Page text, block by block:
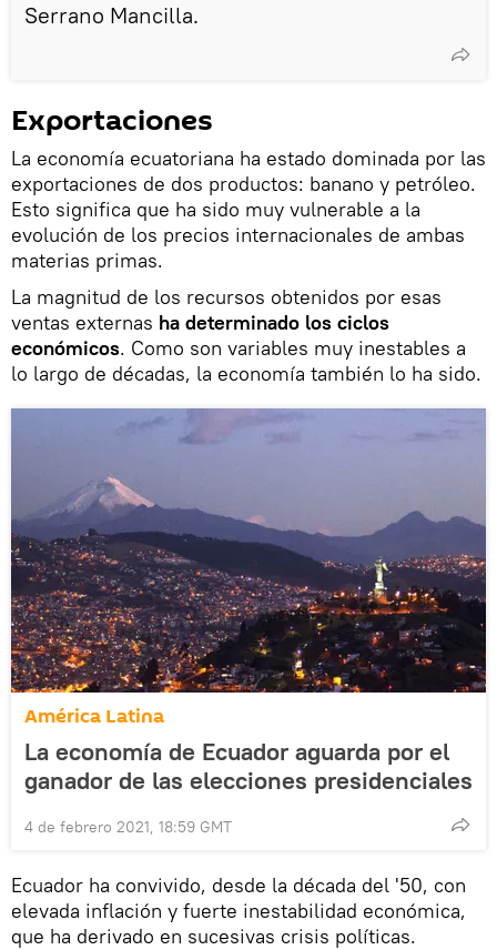
Serrano Mancilla.
Exportaciones
La economía ecuatoriana ha estado dominada por las
exportaciones de dos productos: banano y petróleo.
Esto significa que ha sido muy vulnerable a la
evolución de los precios internacionales de ambas
materias primas.
La magnitud de los recursos obtenidos por esas
ventas externas ha determinado los ciclos
económicos. Como son variables muy inestables a
lo largo de décadas, la economía también lo ha sido.
América Latina
La economía de Ecuador aguarda por el
ganador de las elecciones presidenciales
4 de febrero 2021, 18:59 GMT
Ecuador ha convivido, desde la década del '50, con
elevada inflación y fuerte inestabilidad económica,
que ha derivado en sucesivas crisis políticas.